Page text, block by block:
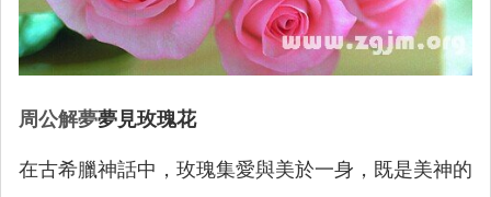
周公解夢夢見玫瑰花
在古希臘神話中，玫瑰集愛與美於一身，既是美神的